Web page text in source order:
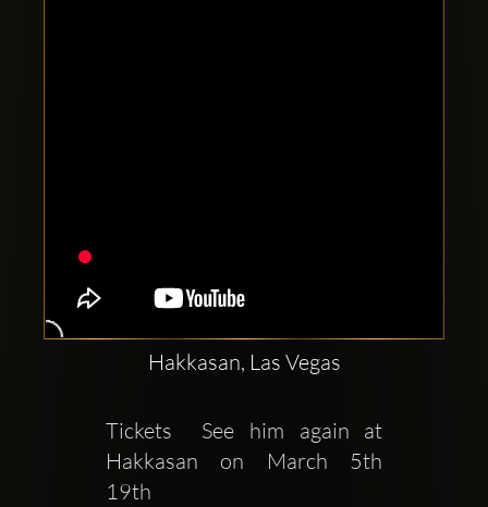
Hakkasan, Las Vegas
Tickets  See him again at
Hakkasan on March 5th
19th